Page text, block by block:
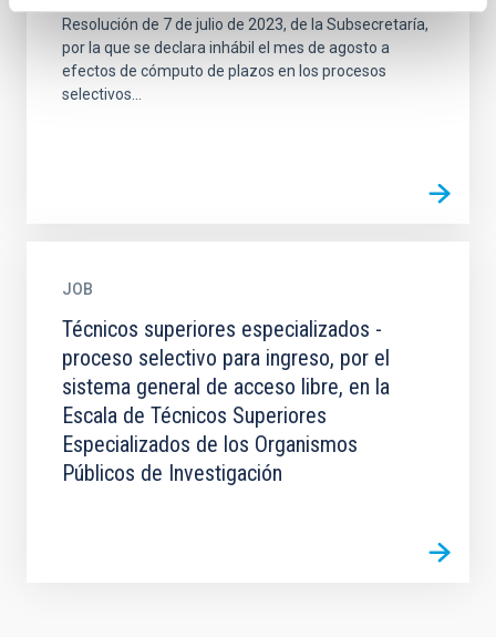
Resolución de 7 de julio de 2023, de la Subsecretaría,
por la que se declara inhábil el mes de agosto a
efectos de cómputo de plazos en los procesos
selectivos...
JOB
Técnicos superiores especializados -
proceso selectivo para ingreso, por el
sistema general de acceso libre, en la
Escala de Técnicos Superiores
Especializados de los Organismos
Públicos de Investigación